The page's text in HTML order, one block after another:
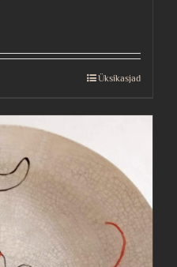
Üksikasjad